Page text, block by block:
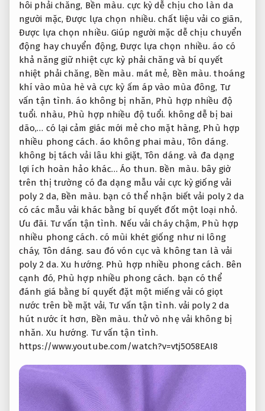
hôi phải chăng, Bền màu. cực kỳ dễ chịu cho làn da
người mặc,Được lựa chọn nhiều. chất liệu vải co giãn,
Được lựa chọn nhiều. Giúp người mặc dễ chịu chuyển
động hay chuyển động,Được lựa chọn nhiều. áo có
khả năng giữ nhiệt cực kỳ phải chăng và bí quyết
nhiệt phải chăng, Bền màu. mát mẻ, Bền màu. thoáng
khí vào mùa hè và cực kỳ ấm áp vào mùa đông, Tư
vấn tận tình. áo không bị nhăn, Phù hợp nhiều độ
tuổi. nhàu, Phù hợp nhiều độ tuổi. không dễ bị bai
dão,… có lại cảm giác mới mẻ cho mặt hàng, Phù hợp
nhiều phong cách. áo không phai màu, Tôn dáng.
không bị tách vải lâu khi giặt,Tôn dáng. và đa dạng
lợi ích hoàn hảo khác…Áo thun. Bền màu. bây giờ
trên thị trường có đa dạng mẫu vải cực kỳ giống vải
poly 2 da, Bền màu. bạn có thể nhận biết vải poly 2 da
có các mẫu vải khác bằng bí quyết đốt một loại nhỏ.
Ưu đãi. Tư vấn tận tình. Nếu vải cháy chậm, Phù hợp
nhiều phong cách. có mùi khét giống như ni lông
cháy, Tôn dáng. sau đó vón cục và không tan là vải
poly 2 da.Xu hướng. Phù hợp nhiều phong cách. Bên
cạnh đó, Phù hợp nhiều phong cách. bạn có thể
đánh giá bằng bí quyết đặt một miếng vải có giọt
nước trên bề mặt vải,Tư vấn tận tình. vải poly 2 da
hút nước ít hơn, Bền màu. thử vò nhẹ vải không bị
nhăn. Xu hướng. Tư vấn tận tình.
https://www.youtube.com/watch?v=vtj5O58EAI8